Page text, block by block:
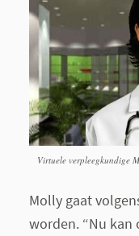
Virtuele verpleegkundige
Molly gaat
worden. “Nu kan